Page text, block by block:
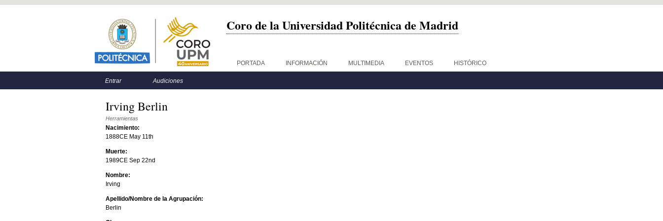
Coro de la Universidad Politécnica de Madrid
PORTADA INFORMACIÓN MULTIMEDIA EVENTOS HISTÓRICO
Entrar Audiciones
Irving Berlin
Herramientas
Nacimiento:
1888CE May 11th
Muerte:
1989CE Sep 22nd
Nombre:
Irving
Apellido/Nombre de la Agrupación:
Berlin